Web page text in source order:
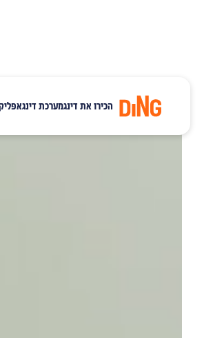
מערכת דינגהכירו את דינג